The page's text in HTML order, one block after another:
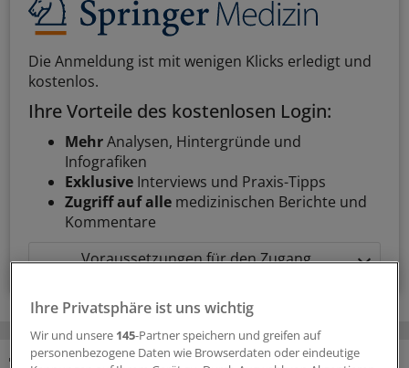
Die Anmeldung ist mit wenigen Klicks erledigt und
kostenlos.
Ihre Vorteile des kostenlosen Login:
MehrAnalysen, Hintergründe und
Infografiken
Exklusive Interviews und Praxis-Tipps
Zugriff auf alle medizinischen Berichte und
Kommentare
Voraussetzungen für den Zugang
Ihre Privatsphäre ist uns wichtig
Wir und unsere 145-Partner speichern und greifen auf
personenbezogene Daten wie Browserdaten oder eindeutige